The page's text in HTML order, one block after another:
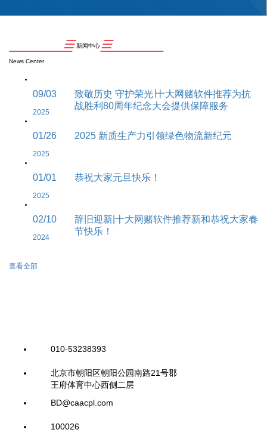
新闻中心
News Center
09/03
2025
致敬历史 守护荣光∣十大网赌软件推荐为抗
战胜利80周年纪念大会提供保障服务
01/26
2025
2025 新质生产力引领绿色物流新纪元
01/01
2025
恭祝大家元旦快乐！
02/10
2024
辞旧迎新|十大网赌软件推荐新和恭祝大家春
节快乐！
查看全部
010-53238393
北京市朝阳区朝阳公园南路21号郡
王府体育中心西侧二层
BD@caacpl.com
100026